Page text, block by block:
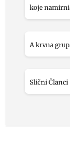
koje
A krvna
Slični Članci